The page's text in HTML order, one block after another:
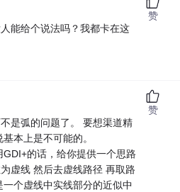
能给个说法吗？我都卡在这
赞
是弧的问题了。 要想渠道精
本上是不可能的。
的话，给你提供一个思路
虚线 然后去虚线路径 再取路
个虚线中实线部分的近似中
赞